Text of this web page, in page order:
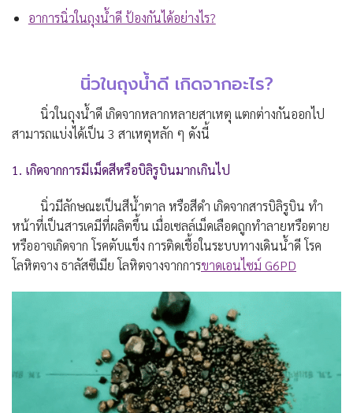
อาการนิ่วในถุงน้ำดี ป้องกันได้อย่างไร?
นิ่วในถุงน้ำดี เกิดจากอะไร?
นิ่วในถุงน้ำดี เกิดจากหลากหลายสาเหตุ แตกต่างกันออกไป
สามารถแบ่งได้เป็น 3 สาเหตุหลัก ๆ ดังนี้
1. เกิดจากการมีเม็ดสีหรือบิลิรูบินมากเกินไป
นิ่วมีลักษณะเป็นสีน้ำตาล หรือสีดำ เกิดจากสารบิลิรูบิน ทำ
หน้าที่เป็นสารเคมีที่ผลิตขึ้น เมื่อเซลล์เม็ดเลือดถูกทำลายหรือตาย
หรืออาจเกิดจาก โรคตับแข็ง การติดเชื้อในระบบทางเดินน้ำดี โรค
โลหิตจาง ธาลัสซีเมีย โลหิตจางจากการขาดเอนไซม์ G6PD